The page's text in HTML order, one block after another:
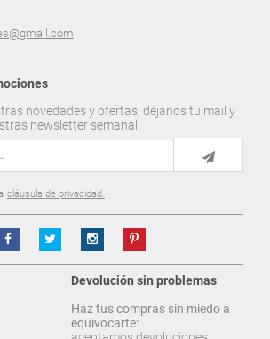
novedades y ofertas, déjanos tu mail y
newsletter semanal.
cláusula de privacidad.
Devolución sin problemas
Haz tus compras sin miedo a
equivocarte: